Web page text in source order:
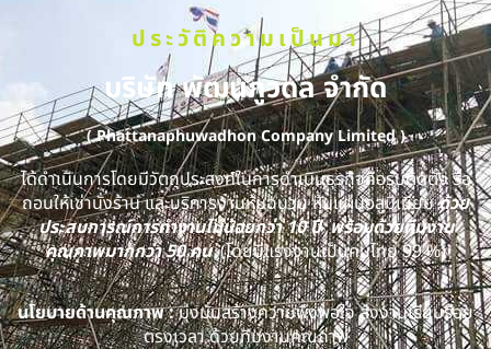
ประวัติความเป็นมา
บริษัท พัฒนภูวดล จำกัด
( Phattanaphuwadhon Company Limited )
ได้ดำเนินการโดยมีวัตถุประสงค์ในการดำเนินธุรกิจคือรับติดตั้ง รื้อ
ถอนให้เช่านั่งร้าน และบริการงานหุ้มฉนวน หุ้มแผ่นอลูมิเนียมด้วย
ประสบการณ์การทำงานไม่น้อยกว่า 10 ปี พร้อมด้วยทีมงาน
คุณภาพมากกว่า 50 คน(โดยมีแรงงานเป็นคนไทย 99 %)
นโยบายด้านคุณภาพ :มุ่งมั่นสร้างความพึงพอใจ ส่งงานเรียบร้อย
ตรงเวลา ด้วยทีมงานคุณภาพ